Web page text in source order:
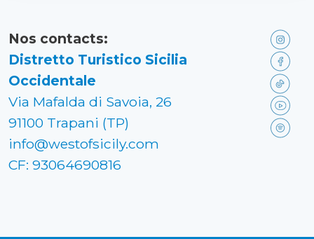
Nos contacts:
Distretto Turistico Sicilia
Occidentale
Via Mafalda di Savoia, 26
91100 Trapani (TP)
info@westofsicily.com
CF: 93064690816